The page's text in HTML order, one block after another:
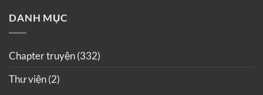
DANH MỤC
Chapter truyện(332)
Thư viện(2)